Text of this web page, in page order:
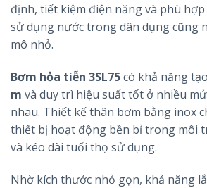
định, tiết kiệm điện năng và phù
sử dụng nước trong dân dụng cũng
mô nhỏ.
Bơm hỏa tiễn 3SL75có khả năng
m và duy trì hiệu suất tốt ở nhiều
nhau. Thiết kế thân bơm bằng inox
thiết bị hoạt động bền bỉ trong môi
và kéo dài tuổi thọ sử dụng.
Nhờ kích thước nhỏ gọn, khả năng